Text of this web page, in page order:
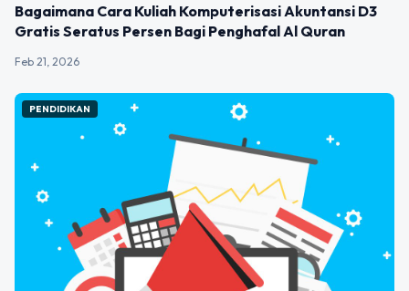
Bagaimana Cara Kuliah Komputerisasi Akuntansi D3
Gratis Seratus Persen Bagi Penghafal Al Quran
Feb 21, 2026
PENDIDIKAN